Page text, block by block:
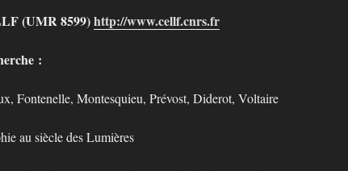
(UMR 8599)http://www.cellf.cnrs.fr
:
Fontenelle, Montesquieu, Prévost, Diderot, Voltaire
au siècle des Lumières